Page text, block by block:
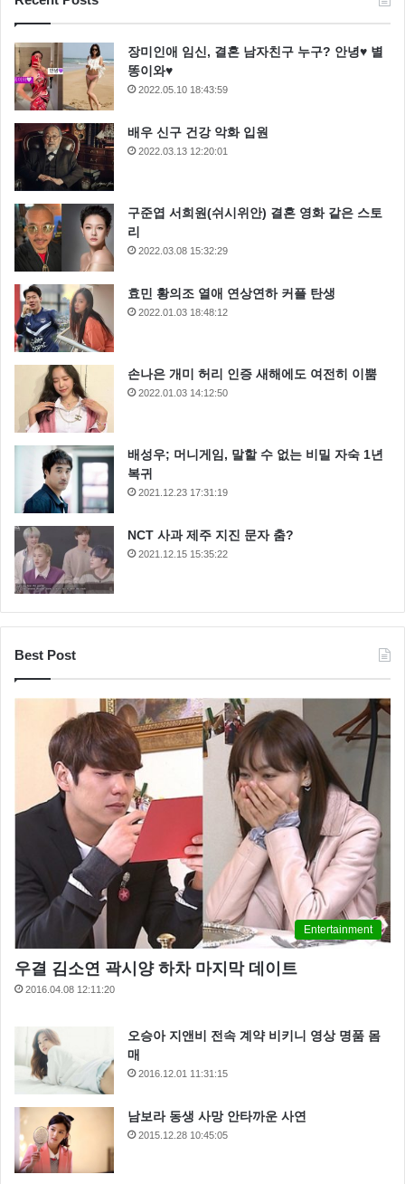
도널드트럼프 트럼프
트럼프공약
장미인애 임신, 결혼 남자친구 누구? 안녕♥ 별
똥이와♥
2022.05.10 18:43:59
배우 신구 건강 악화 입원
2022.03.13 12:20:01
구준엽 서희원(쉬시위안) 결혼 영화 같은 스토
리
2022.03.08 15:32:29
효민 황의조 열애 연상연하 커플 탄생
2022.01.03 18:48:12
손나은 개미 허리 인증 새해에도 여전히 이뿜
2022.01.03 14:12:50
배성우; 머니게임, 말할 수 없는 비밀 자숙 1년
복귀
2021.12.23 17:31:19
NCT 사과 제주 지진 문자 춤?
2021.12.15 15:35:22
Best Post
Entertainment
우결 김소연 곽시양 하차 마지막 데이트
2016.04.08 12:11:20
오승아 지앤비 전속 계약 비키니 영상 명품 몸
매
2016.12.01 11:31:15
남보라 동생 사망 안타까운 사연
2015.12.28 10:45:05